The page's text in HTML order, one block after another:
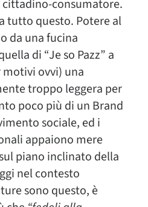
cittadino-consumatore.
tutto questo. Potere al
da una fucina
di “Je so Pazz” a
motivi ovvi) una
troppo leggera per
poco più di un Brand
sociale, ed i
appaiono mere
piano inclinato della
nel contesto
sono questo, è